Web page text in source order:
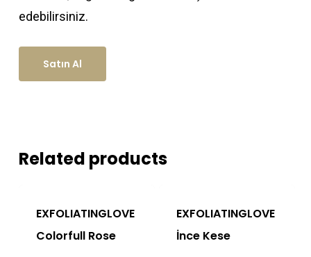
edebilirsiniz.
Satın Al
Related products
EXFOLIATINGLOVE
Colorfull Rose
EXFOLIATINGLOVE
İnce Kese